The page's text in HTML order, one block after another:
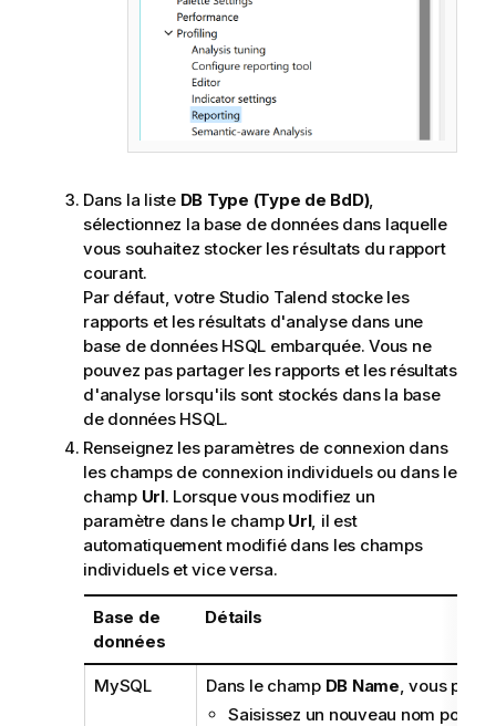
Dans la liste DB Type (Type de BdD),
sélectionnez la base de données dans laquelle
vous souhaitez stocker les résultats du rapport
courant.
Par défaut, votre Studio Talend stocke les
rapports et les résultats d'analyse dans une
base de données HSQL embarquée. Vous ne
pouvez pas partager les rapports et les résultats
d'analyse lorsqu'ils sont stockés dans la base
de données HSQL.
Renseignez les paramètres de connexion dans
les champs de connexion individuels ou dans le
champ Url. Lorsque vous modifiez un
paramètre dans le champ Url, il est
automatiquement modifié dans les champs
individuels et vice versa.
Base de
données
Détails
MySQL Dans le champ DB Name, vous
Saisissez un nouveau nom pour